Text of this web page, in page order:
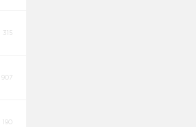
315
907
190